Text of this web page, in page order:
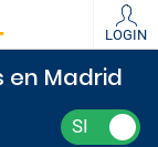
LOGIN
Madrid